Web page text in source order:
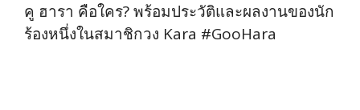
คู ฮารา คือใคร? พร้อมประวัติและผลงานของนัก
ร้องหนึ่งในสมาชิกวง Kara #GooHara